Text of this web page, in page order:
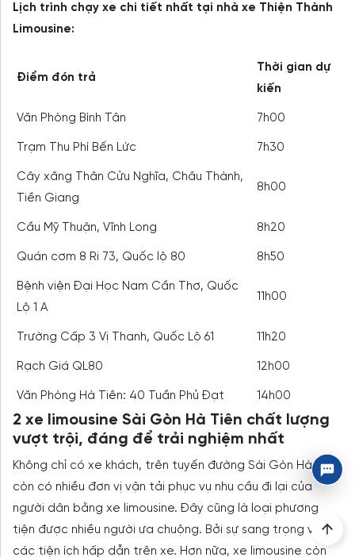
Lịch trình chạy xe chi tiết nhất tại nhà xe Thiện Thành
Limousine:
Điểm đón trả
Thời gian dự
kiến
Văn Phòng Bình Tân 7h00
Trạm Thu Phí Bến Lức 7h30
Cây xăng Thân Cửu Nghĩa, Châu Thành,
Tiền Giang
8h00
Cầu Mỹ Thuận, Vĩnh Long 8h20
Quán cơm 8 Ri 73, Quốc lộ 80 8h50
Bệnh viện Đại Học Nam Cần Thơ, Quốc
Lộ 1 A
11h00
Trường Cấp 3 Vị Thanh, Quốc Lộ 61 11h20
Rạch Giá QL80 12h00
Văn Phòng Hà Tiên: 40 Tuần Phủ Đạt 14h00
2 xe limousine Sài Gòn Hà Tiên chất lượng
vượt trội, đáng để trải nghiệm nhất
Không chỉ có xe khách, trên tuyến đường Sài Gòn Hà Tiên
còn có nhiều đơn vị vận tải phục vụ nhu cầu đi lại của
người dân bằng xe limousine. Đây cũng là loại phương
tiện được nhiều người ưa chuộng. Bởi sự sang trọng và
các tiện ích hấp dẫn trên xe. Hơn nữa, xe limousine còn